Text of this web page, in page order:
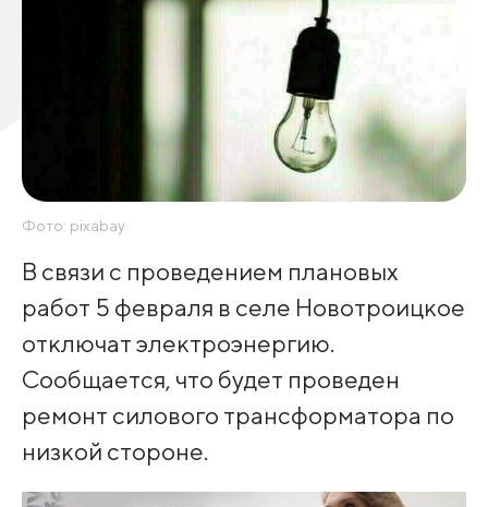
Фото: pixabay
В связи с проведением плановых
работ 5 февраля в селе Новотроицкое
отключат электроэнергию.
Сообщается, что будет проведен
ремонт силового трансформатора по
низкой стороне.